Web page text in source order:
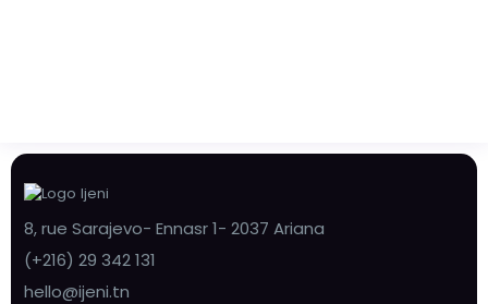
8, rue Sarajevo- Ennasr 1- 2037 Ariana
(+216) 29 342 131
hello@ijeni.tn